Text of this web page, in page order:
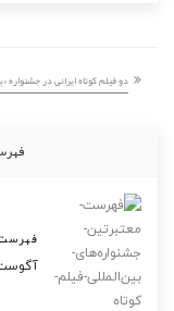
دو فیلم کوتاه ایرانی در جشنواره
فهرست
آگوست 13,